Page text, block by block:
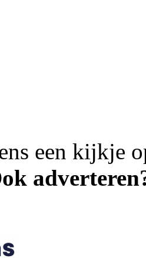
een kijkje